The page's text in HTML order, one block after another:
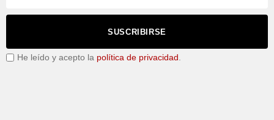
SUSCRIBIRSE
He leído y acepto la política de privacidad